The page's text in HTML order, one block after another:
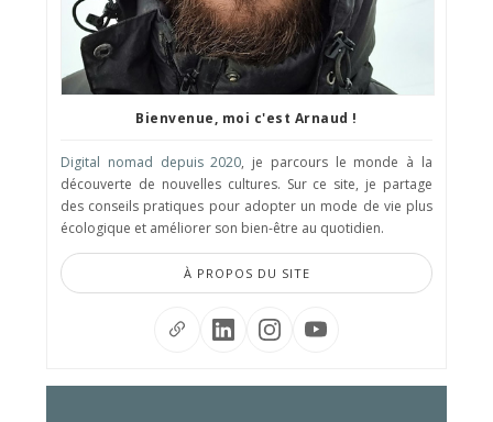
Bienvenue, moi c'est Arnaud !
Digital nomad depuis 2020, je parcours le monde à la
découverte de nouvelles cultures. Sur ce site, je partage
des conseils pratiques pour adopter un mode de vie plus
écologique et améliorer son bien-être au quotidien.
À PROPOS DU SITE